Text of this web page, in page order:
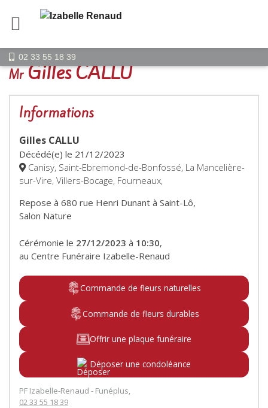
02 33 55 18 39
MrGilles CALLU
Informations
Gilles CALLU
Décédé(e) le 21/12/2023
Canisy, Saint-Ebremond-de-Bonfossé, La Mancelière-
sur-Vire, Villers-Bocage, Fourneaux,
Repose à 680 rue Henri Dunant à Saint-Lô,
Salon Nature
Cérémonie le 27/12/2023 à 10:30,
au Centre Funéraire Izabelle-Renaud
Commande de fleurs naturelles
Commande de fleurs durables
Offrir une plaque funéraire
Déposer une condoléance
PF Izabelle-Renaud - Funéplus,
02 33 55 18 39